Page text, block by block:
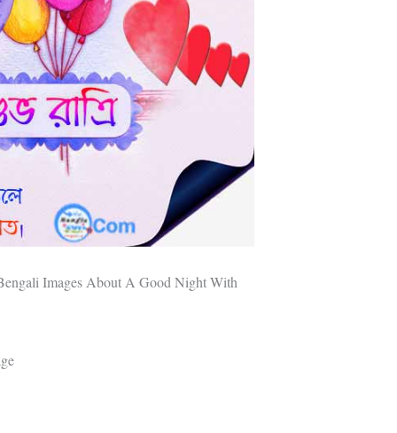
Images About A Good Night With